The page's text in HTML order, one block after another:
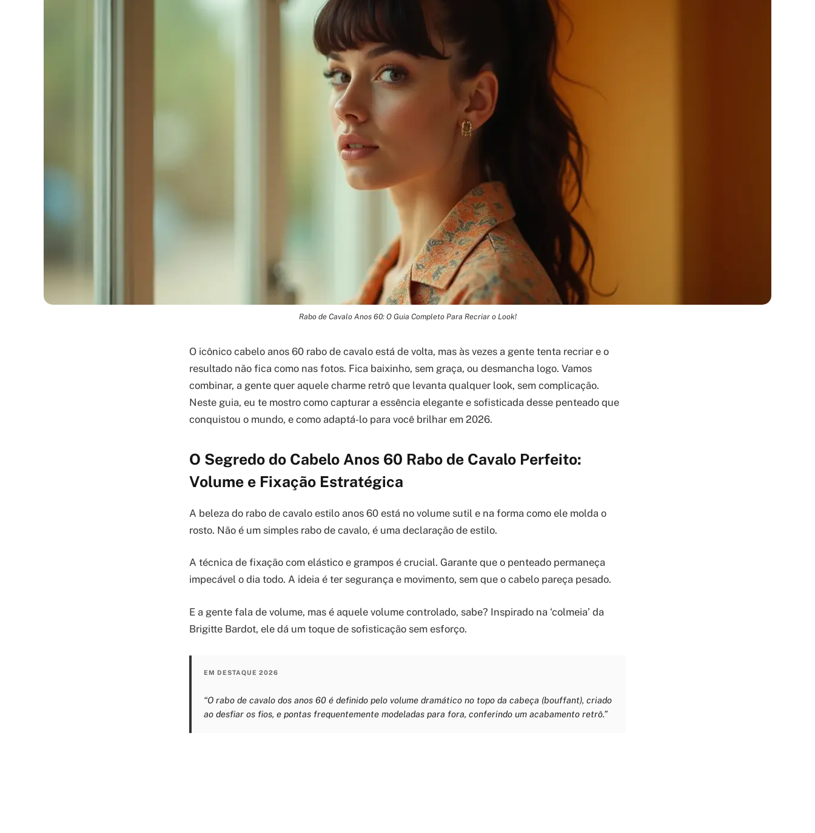
Rabo de Cavalo Anos 60: O Guia Completo Para Recriar o Look!
O icônico cabelo anos 60 rabo de cavalo está de volta, mas às vezes a gente tenta recriar e o
resultado não fica como nas fotos. Fica baixinho, sem graça, ou desmancha logo. Vamos
combinar, a gente quer aquele charme retrô que levanta qualquer look, sem complicação.
Neste guia, eu te mostro como capturar a essência elegante e sofisticada desse penteado que
conquistou o mundo, e como adaptá-lo para você brilhar em 2026.
O Segredo do Cabelo Anos 60 Rabo de Cavalo Perfeito:
Volume e Fixação Estratégica
A beleza do rabo de cavalo estilo anos 60 está no volume sutil e na forma como ele molda o
rosto. Não é um simples rabo de cavalo, é uma declaração de estilo.
A técnica de fixação com elástico e grampos é crucial. Garante que o penteado permaneça
impecável o dia todo. A ideia é ter segurança e movimento, sem que o cabelo pareça pesado.
E a gente fala de volume, mas é aquele volume controlado, sabe? Inspirado na ‘colmeia’ da
Brigitte Bardot, ele dá um toque de sofisticação sem esforço.
EM DESTAQUE 2026
“O rabo de cavalo dos anos 60 é definido pelo volume dramático no topo da cabeça (bouffant), criado
ao desfiar os fios, e pontas frequentemente modeladas para fora, conferindo um acabamento retrô.”